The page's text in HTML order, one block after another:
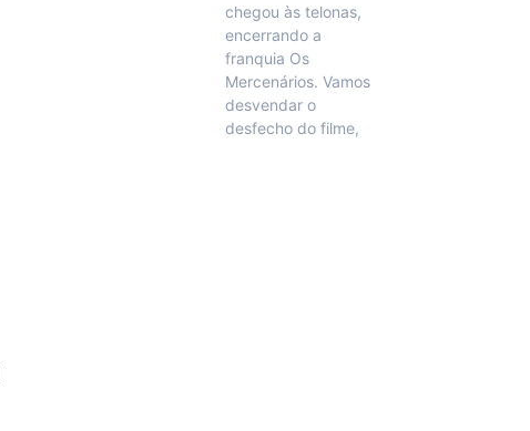
chegou às telonas,
encerrando a
franquia Os
Mercenários. Vamos
desvendar o
desfecho do filme,